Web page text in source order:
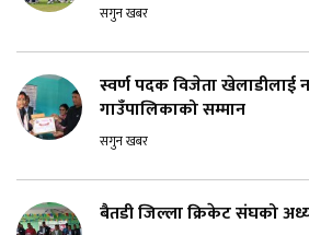
सगुन खबर
स्वर्ण पदक विजेता खेलाडीलाई
गाउँपालिकाको सम्मान
सगुन खबर
बैतडी जिल्ला क्रिकेट संघको